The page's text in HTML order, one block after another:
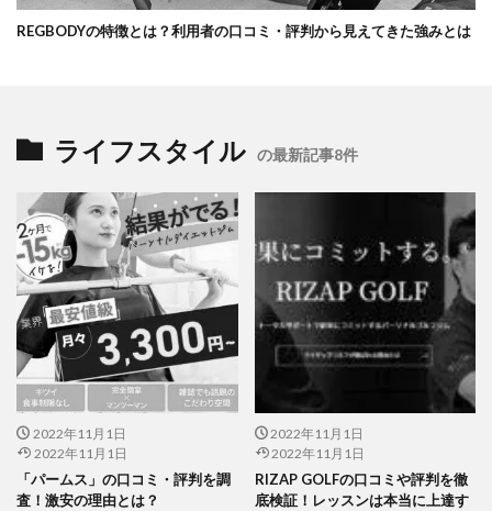
REGBODYの特徴とは？利用者の口コミ・評判から見えてきた強みとは
ライフスタイル の最新記事8件
2022年11月1日
2022年11月1日
「パームス」の口コミ・評判を調
査！激安の理由とは？
2022年11月1日
2022年11月1日
RIZAP GOLFの口コミや評判を徹
底検証！レッスンは本当に上達す